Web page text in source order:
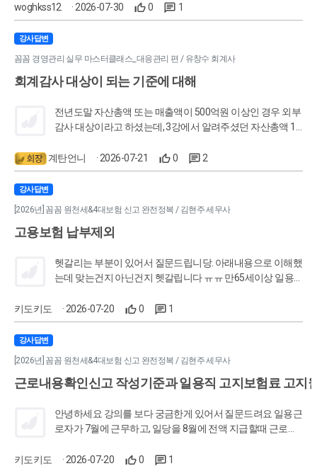
woghkss12
· 2026-07-30 0 1
강사답변
꼼꼼 경영관리 실무 마스터클래스_대응관리 편 / 유창수 회계사
회계감사 대상이 되는 기준에 대해
전년도말 자산총액 또는 매출액이 500억원 이상인 경우 외부
감사 대상이라고 하셨는데, 3강에서 알려주셨던 자산총액 1
사와 내부회계관리에 대한 감사가 별개로 있는 것인가요?
계탄언니 · 2026-07-21 0 2
강사답변
[2026년] 꼼꼼 원천세&4대보험 신고 완전정복 / 김현주 세무사
고용보험 납부제외
헷갈리는 부분이 있어서 질문드립니당. 아래내용으로 이해했
는데 맞는건지 아닌건지 헷갈립니다 ㅠㅠ 만65세이상 일용
부제외, 사업주고용안정보험료는 납부 초단시간근로자: 고용
보험료자체가 근로자와 사업주 납부 제외
키도키도 · 2026-07-20 0 1
강사답변
[2026년] 꼼꼼 원천세&4대보험 신고 완전정복 / 김현주 세무사
근로내용확인신고 작성기준과 일용직 고지보험료 고지
안녕하세요 강의를 보다 궁금한게 있어서 질문드려요 일용근
로자가 7월에 근무하고, 일당을 8월에 전액 지급할때 근로내
로내용확인신고는 8/15까지 신고하는게 맞는지와 이 일용직
키도키도 · 2026-07-20 0 1